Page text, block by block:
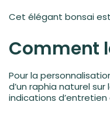
Cet élégant bonsai
Comment
Pour la
d’un raphia naturel
indications d’entretien